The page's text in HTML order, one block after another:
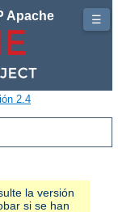
Apache
2.4
la versión
si se han
☰